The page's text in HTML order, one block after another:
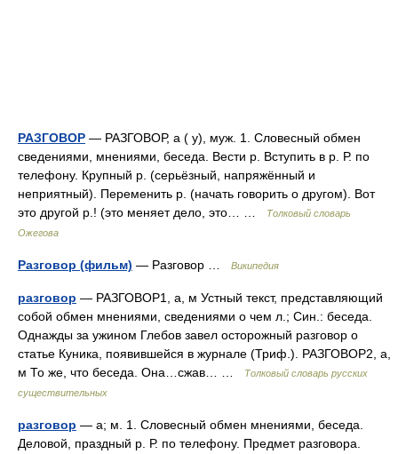
РАЗГОВОР — РАЗГОВОР, а ( у), муж. 1. Словесный обмен
сведениями, мнениями, беседа. Вести р. Вступить в р. Р. по
телефону. Крупный р. (серьёзный, напряжённый и
неприятный). Переменить р. (начать говорить о другом). Вот
это другой р.! (это меняет дело, это… …
Толковый словарь
Ожегова
Разговор (фильм) — Разговор … Википедия
разговор — РАЗГОВОР1, а, м Устный текст, представляющий
собой обмен мнениями, сведениями о чем л.; Син.: беседа.
Однажды за ужином Глебов завел осторожный разговор о
статье Куника, появившейся в журнале (Триф.). РАЗГОВОР2, а,
м То же, что беседа. Она…сжав… …
Толковый словарь русских
существительных
разговор — а; м. 1. Словесный обмен мнениями, беседа.
Деловой, праздный р. Р. по телефону. Предмет разговора.